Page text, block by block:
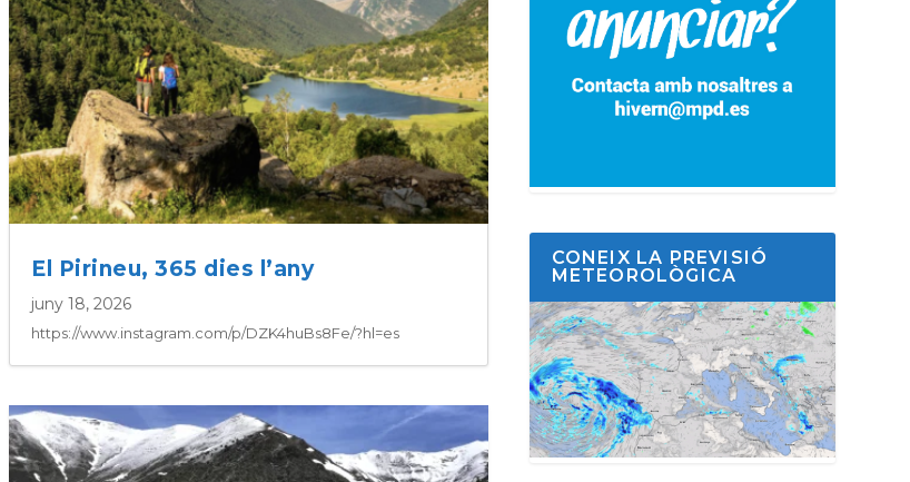
El Pirineu, 365 dies l’any
juny 18, 2026
https://www.instagram.com/p/DZK4huBs8Fe/?hl=es
CONEIX LA PREVISIÓ
METEOROLÒGICA